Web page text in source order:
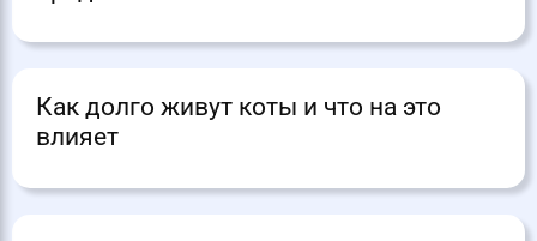
Как долго живут коты и что на это
влияет